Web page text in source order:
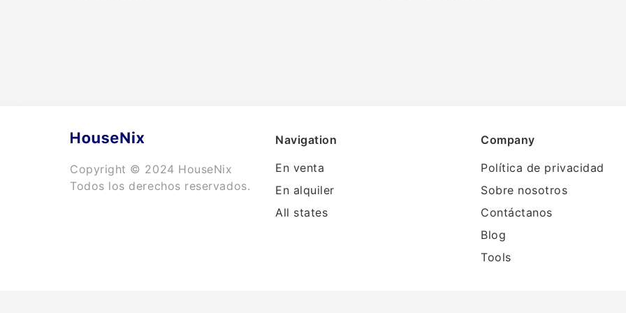
Copyright © 2024 HouseNix
Todos los derechos reservados.
Navigation
En venta
En alquiler
All states
Company
Política de privacidad
Sobre nosotros
Contáctanos
Blog
Tools